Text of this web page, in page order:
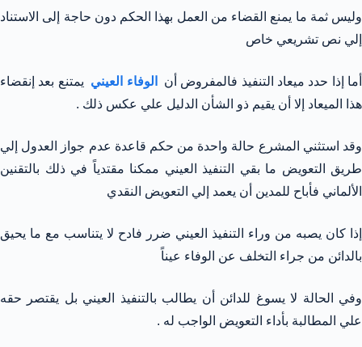
وليس ثمة ما يمنع القضاء من العمل بهذا الحكم دون حاجة إلى الاستناد
إلي نص تشريعي خاص
أما إذا حدد ميعاد التنفيذ فالمفروض أن الوفاء العيني يمتنع بعد إنقضاء
هذا الميعاد إلا أن يقيم ذو الشأن الدليل علي عكس ذلك .
وقد استثني المشرع حالة واحدة من حكم قاعدة عدم جواز العدول إلي
طريق التعويض ما بقي التنفيذ العيني ممكنا مقتدياً في ذلك بالتقنين
الألماني فأباح للمدين أن يعمد إلي التعويض النقدي
إذا كان يصبه من وراء التنفيذ العيني ضرر فادح لا يتناسب مع ما يحيق
بالدائن من جراء التخلف عن الوفاء عيناً
وفي الحالة لا يسوغ للدائن أن يطالب بالتنفيذ العيني بل يقتصر حقه
علي المطالبة بأداء التعويض الواجب له .